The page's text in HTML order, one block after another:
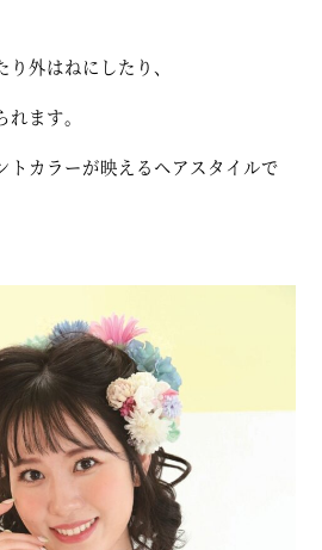
外はねにしたり、
ます。
トカラーが映えるヘアスタイルで